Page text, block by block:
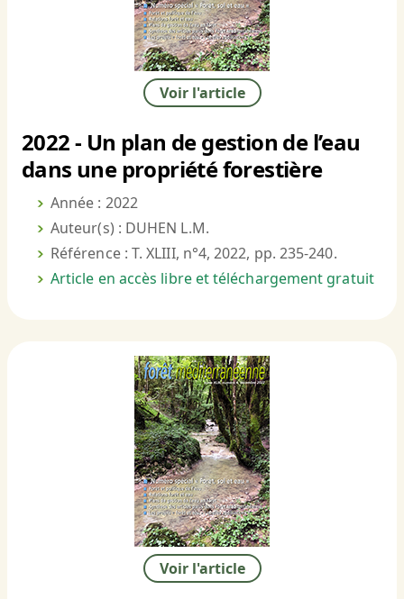
Voir l'article
2022 - Un plan de gestion de l’eau
dans une propriété forestière
Année : 2022
Auteur(s) : DUHEN L.M.
Référence : T. XLIII, n°4, 2022, pp. 235-240.
Article en accès libre et téléchargement gratuit
Voir l'article